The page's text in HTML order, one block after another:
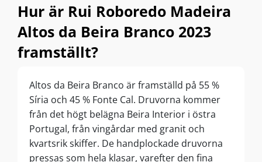
Hur är Rui Roboredo Madeira
Altos da Beira Branco 2023
framställt?
Altos da Beira Branco är framställd på 55 %
Síria och 45 % Fonte Cal. Druvorna kommer
från det högt belägna Beira Interior i östra
Portugal, från vingårdar med granit och
kvartsrik skiffer. De handplockade druvorna
pressas som hela klasar, varefter den fina